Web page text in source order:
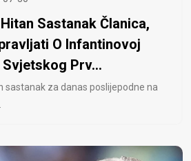
Sastanak Članica,
O Infantinovoj
Prv...
sastanak za danas poslijepodne na